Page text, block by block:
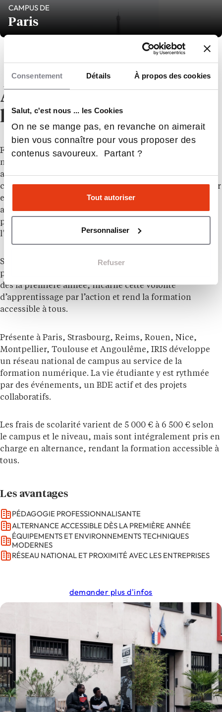
Consentement Détails À propos des cookies
Salut, c'est nous ... les Cookies
On ne se mange pas, en revanche on aimerait
bien vous connaître pour vous proposer des
contenus savoureux. Partant ?
Tout autoriser
Personnaliser
Refuser
CAMPUS DE
Paris
À propos de
l’établissement
Fondée en 1998, IRIS est l’école de l’informatique et du
numérique du groupe MediaSchool. Elle forme du Bac
au Bac+5 aux métiers du développement, de la
cybersécurité, de la data et des réseaux. Dans un secteur
en pleine expansion, IRIS se distingue par une
approche pédagogique concrète et
professionnalisante, centrée sur la pratique et
l’employabilité.
Son ADN repose sur la rigueur, l’innovation et la
proximité avec les entreprises. L’alternance, accessible
dès la première année, incarne cette volonté
d’apprentissage par l’action et rend la formation
accessible à tous.
Présente à Paris, Strasbourg, Reims, Rouen, Nice,
Montpellier, Toulouse et Angoulême, IRIS développe
un réseau national de campus au service de la
formation numérique. La vie étudiante y est rythmée
par des événements, un BDE actif et des projets
collaboratifs.
Les frais de scolarité varient de 5 000 € à 6 500 € selon
le campus et le niveau, mais sont intégralement pris en
charge en alternance, rendant la formation accessible à
tous.
Les avantages
PÉDAGOGIE PROFESSIONNALISANTE
ALTERNANCE ACCESSIBLE DÈS LA PREMIÈRE ANNÉE
ÉQUIPEMENTS ET ENVIRONNEMENTS TECHNIQUES
MODERNES
RÉSEAU NATIONAL ET PROXIMITÉ AVEC LES ENTREPRISES
demander plus d'infos